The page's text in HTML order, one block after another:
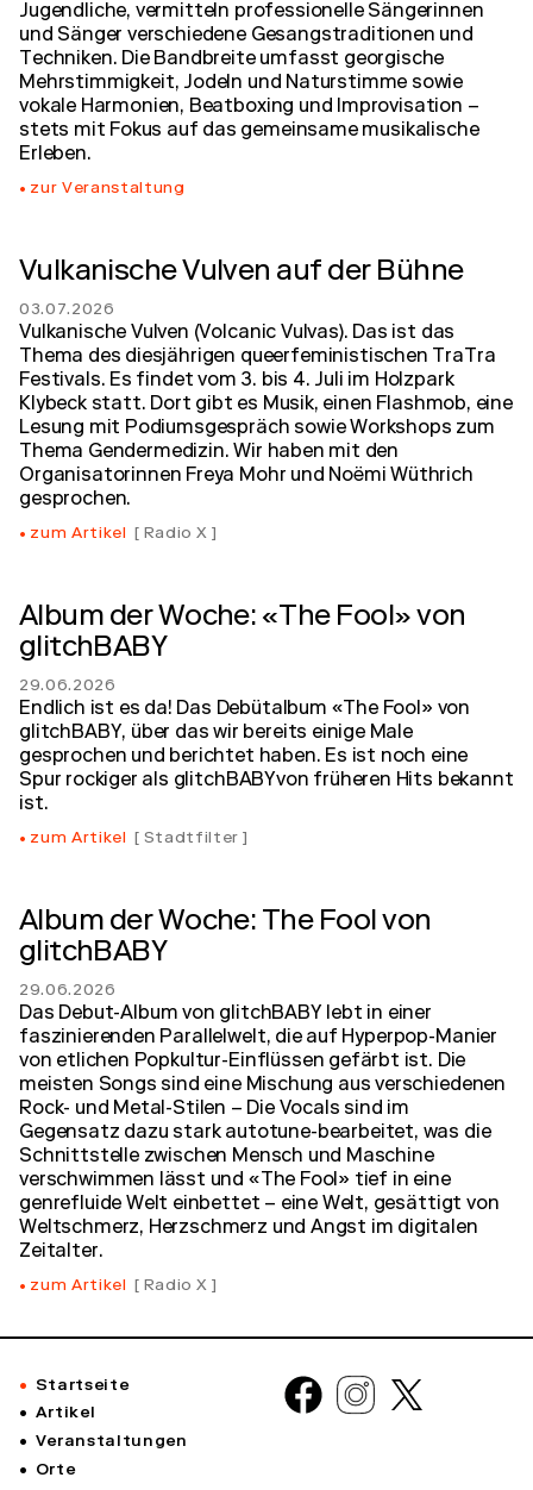
Jugendliche, vermitteln professionelle Sängerinnen
und Sänger verschiedene Gesangstraditionen und
Techniken. Die Bandbreite umfasst georgische
Mehrstimmigkeit, Jodeln und Naturstimme sowie
vokale Harmonien, Beatboxing und Improvisation –
stets mit Fokus auf das gemeinsame musikalische
Erleben.
zur Veranstaltung
Vulkanische Vulven auf der Bühne
03.07.2026
Vulkanische Vulven (Volcanic Vulvas). Das ist das
Thema des diesjährigen queerfeministischen TraTra
Festivals. Es findet vom 3. bis 4. Juli im Holzpark
Klybeck statt. Dort gibt es Musik, einen Flashmob, eine
Lesung mit Podiumsgespräch sowie Workshops zum
Thema Gendermedizin. Wir haben mit den
Organisatorinnen Freya Mohr und Noëmi Wüthrich
gesprochen.
zum Artikel Radio X
Album der Woche: «The Fool» von
glitchBABY
29.06.2026
Endlich ist es da! Das Debütalbum «The Fool» von
glitchBABY, über das wir bereits einige Male
gesprochen und berichtet haben. Es ist noch eine
Spur rockiger als glitchBABYvon früheren Hits bekannt
ist.
zum Artikel Stadtfilter
Album der Woche: The Fool von
glitchBABY
29.06.2026
Das Debut-Album von glitchBABY lebt in einer
faszinierenden Parallelwelt, die auf Hyperpop-Manier
von etlichen Popkultur-Einflüssen gefärbt ist. Die
meisten Songs sind eine Mischung aus verschiedenen
Rock- und Metal-Stilen – Die Vocals sind im
Gegensatz dazu stark autotune-bearbeitet, was die
Schnittstelle zwischen Mensch und Maschine
verschwimmen lässt und «The Fool» tief in eine
genrefluide Welt einbettet – eine Welt, gesättigt von
Weltschmerz, Herzschmerz und Angst im digitalen
Zeitalter.
zum Artikel Radio X
Startseite
Artikel
Veranstaltungen
Orte